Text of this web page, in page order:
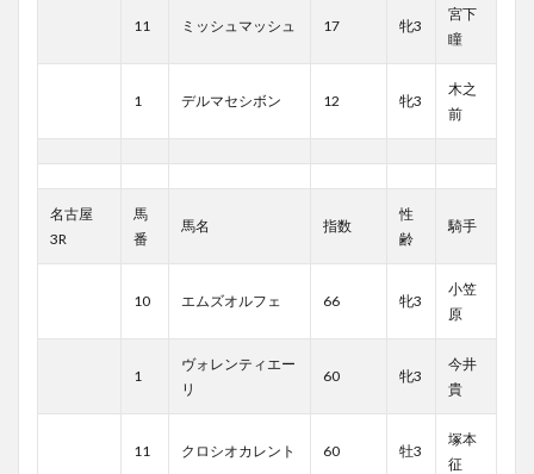
11 ミッシュマッシュ 17 牝3
宮下
瞳
1 デルマセシボン 12 牝3
木之
前
名古屋
3R
馬
番
馬名 指数
性
齢
騎手
10 エムズオルフェ 66 牝3
小笠
原
1
ヴォレンティエー
リ
60 牝3
今井
貴
11 クロシオカレント 60 牡3
塚本
征